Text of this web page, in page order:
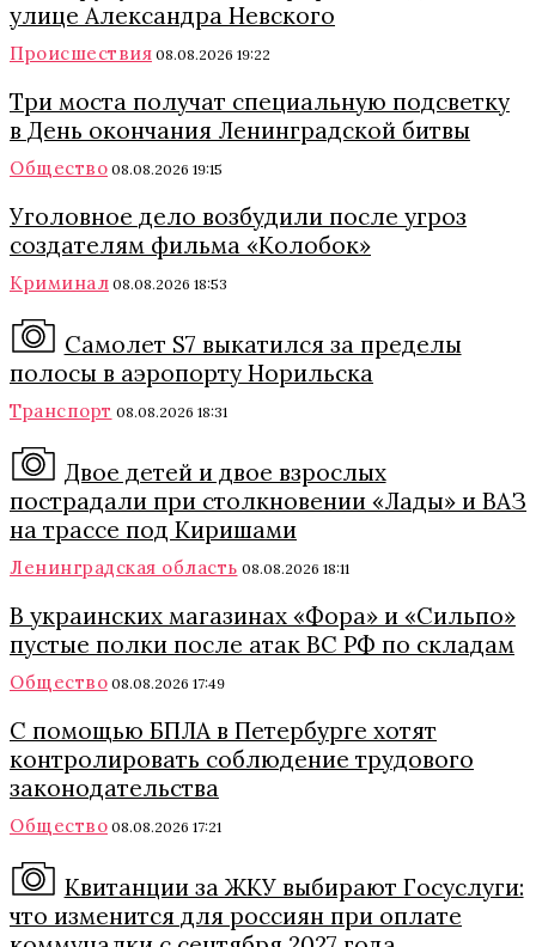
улице Александра Невского
Происшествия 08.08.2026 19:22
Три моста получат специальную подсветку
в День окончания Ленинградской битвы
Общество 08.08.2026 19:15
Уголовное дело возбудили после угроз
создателям фильма «Колобок»
Криминал 08.08.2026 18:53
Самолет S7 выкатился за пределы
полосы в аэропорту Норильска
Транспорт 08.08.2026 18:31
Двое детей и двое взрослых
пострадали при столкновении «Лады» и ВАЗ
на трассе под Киришами
Ленинградская область 08.08.2026 18:11
В украинских магазинах «Фора» и «Сильпо»
пустые полки после атак ВС РФ по складам
Общество 08.08.2026 17:49
С помощью БПЛА в Петербурге хотят
контролировать соблюдение трудового
законодательства
Общество 08.08.2026 17:21
Квитанции за ЖКУ выбирают Госуслуги:
что изменится для россиян при оплате